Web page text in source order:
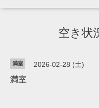
空き状
満室 2026-02-28 (土)
満室